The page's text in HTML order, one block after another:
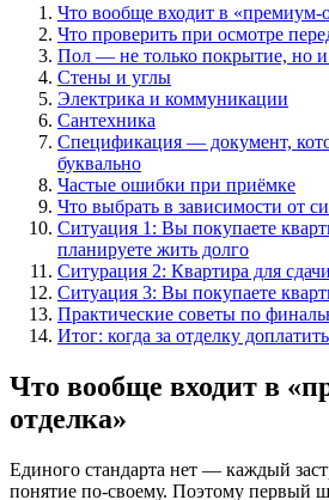
Что вообще входит в «премиум-
Что проверить при осмотре
Пол — не только покрытие, но и
Стены и углы
Электрика и коммуникации
Сантехника
Спецификация — документ,
буквально
Частые ошибки при приёмке
Что выбрать в зависимости от
Ситуация 1: Вы покупаете
планируете жить долго
Ситурация 2: Квартира для
Ситуация 3: Вы покупаете
Практические советы по
Итог: когда за отделку
Что вообще входит в
отделка»
Единого стандарта нет — каждый
понятие по-своему. Поэтому первый